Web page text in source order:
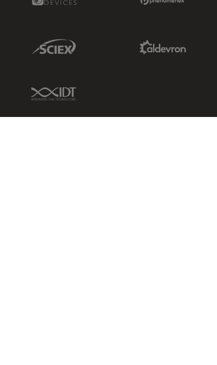
Sciex Link
IDT Link